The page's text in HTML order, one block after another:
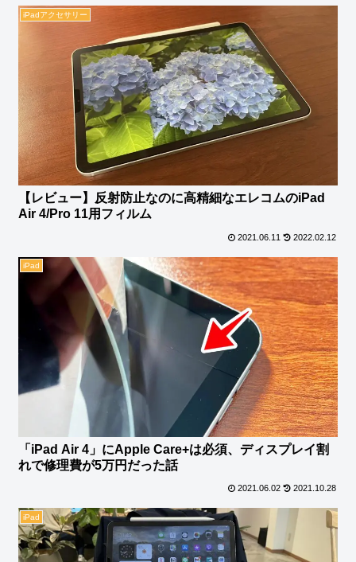
iPadアクセサリー
【レビュー】反射防止なのに高精細なエレコムのiPad
Air 4/Pro 11用フィルム
2021.06.11 2022.02.12
iPad
「iPad Air 4」にApple Care+は必須、ディスプレイ割
れで修理費が5万円だった話
2021.06.02 2021.10.28
iPad